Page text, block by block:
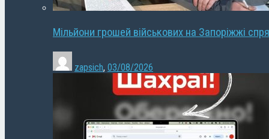
Мільйони грошей військових на Запоріжжі
zapsich, 03/08/2026